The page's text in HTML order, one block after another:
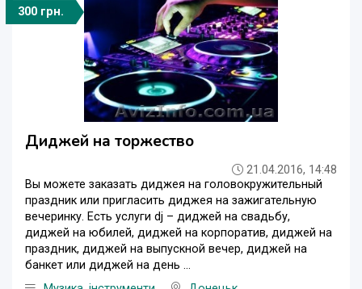
300 грн.
Диджей на торжество
21.04.2016, 14:48
Вы можете заказать диджея на головокружительный
праздник или пригласить диджея на зажигательную
вечеринку. Есть услуги dj – диджей на свадьбу,
диджей на юбилей, диджей на корпоратив, диджей на
праздник, диджей на выпускной вечер, диджей на
банкет или диджей на день ...